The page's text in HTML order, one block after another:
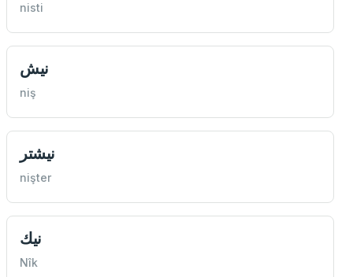
nisti
نيش
niş
نيشتر
nişter
نيك
Nîk